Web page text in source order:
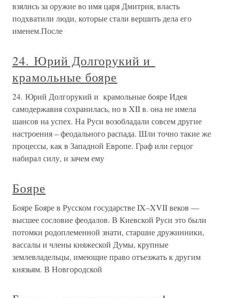
взялись за оружие во имя царя Дмитрия, власть
подхватили люди, которые стали вершить дела его
именем.После
24. Юрий Долгорукий и
крамольные бояре
24. Юрий Долгорукий и крамольные бояре Идея
самодержавия сохранилась, но в XII в. она не имела
шансов на успех. На Руси возобладали совсем другие
настроения – феодального распада. Шли точно такие же
процессы, как в Западной Европе. Граф или герцог
набирал силу, и зачем ему
Бояре
Бояре Бояре в Русском государстве IX–XVII веков —
высшее сословие феодалов. В Киевской Руси это были
потомки родоплеменной знати, старшие дружинники,
вассалы и члены княжеской Думы, крупные
землевладельцы, имеющие право отъезжать к другим
князьям. В Новгородской